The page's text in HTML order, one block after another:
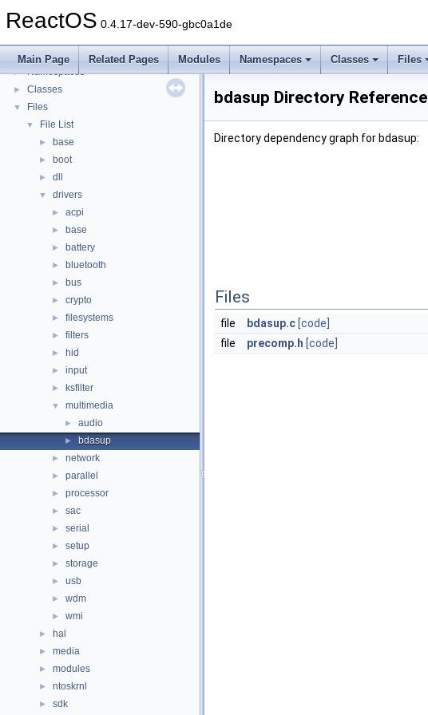
ReactOS 0.4.17-dev-590-gbc0a1de
Main Page Related Pages Modules Namespaces Classes Files
Todo List
► Modules
► Namespaces
► Classes
▼ Files
▼ File List
► base
► boot
► dll
▼ drivers
► acpi
► base
► battery
► bluetooth
► bus
► crypto
► filesystems
► filters
► hid
► input
► ksfilter
▼ multimedia
► audio
► bdasup
► network
► parallel
► processor
► sac
► serial
► setup
► storage
► usb
► wdm
► wmi
► hal
► media
► modules
► ntoskrnl
► sdk
bdasup Directory Reference
Directory dependency graph for bdasup:
Files
file bdasup.c [code]
file
precomp.h [code]